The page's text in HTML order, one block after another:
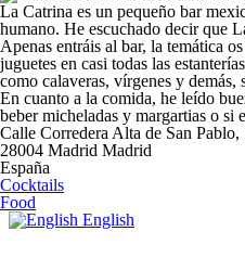
La Catrina es un pequeño bar
humano. He escuchado decir que
Apenas entráis al bar, la temática
juguetes en casi todas las
como calaveras, vírgenes y demás,
En cuanto a la comida, he leído
beber micheladas y margartias o si
Calle Corredera Alta de San Pablo,
28004 Madrid Madrid
España
Cocktails
Food
English